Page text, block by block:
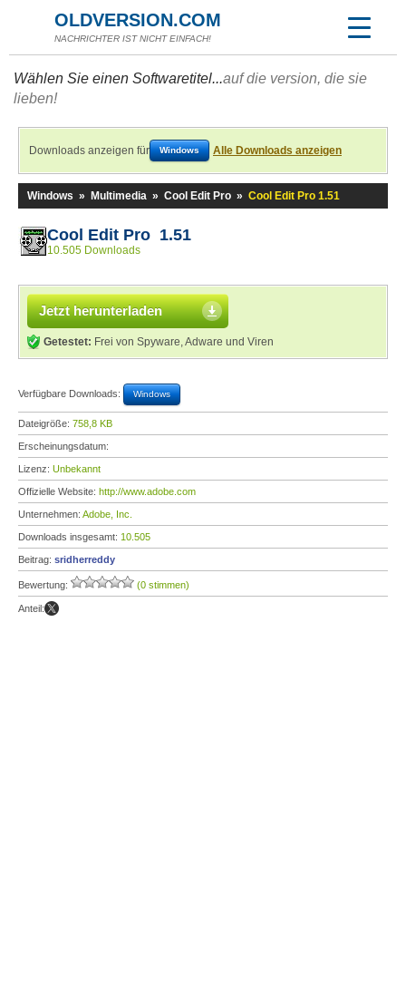
OLDVERSION.COM
NACHRICHTER IST NICHT EINFACH!
Wählen Sie einen Softwaretitel...auf die version, die sie
lieben!
Downloads anzeigen für Windows Alle Downloads anzeigen
Windows » Multimedia » Cool Edit Pro » Cool Edit Pro 1.51
Cool Edit Pro 1.51
10.505 Downloads
Jetzt herunterladen
Getestet: Frei von Spyware, Adware und Viren
Verfügbare Downloads: Windows
Dateigröße: 758,8 KB
Erscheinungsdatum:
Lizenz: Unbekannt
Offizielle Website: http://www.adobe.com
Unternehmen: Adobe, Inc.
Downloads insgesamt: 10.505
Beitrag: sridherreddy
Bewertung: (0 stimmen)
Anteil: